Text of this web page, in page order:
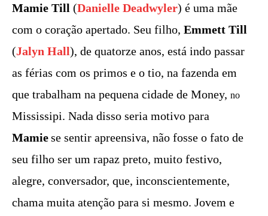
Mamie Till (Danielle Deadwyler) é uma mãe
com o coração apertado. Seu filho, Emmett Till
(Jalyn Hall), de quatorze anos, está indo passar
as férias com os primos e o tio, na fazenda em
que trabalham na pequena cidade de Money, no
Mississipi. Nada disso seria motivo para
Mamiese sentir apreensiva, não fosse o fato de
seu filho ser um rapaz preto, muito festivo,
alegre, conversador, que, inconscientemente,
chama muita atenção para si mesmo. Jovem e